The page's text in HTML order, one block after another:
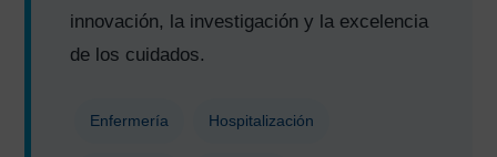
innovación, la investigación y la excelencia
de los cuidados.
Enfermería Hospitalización